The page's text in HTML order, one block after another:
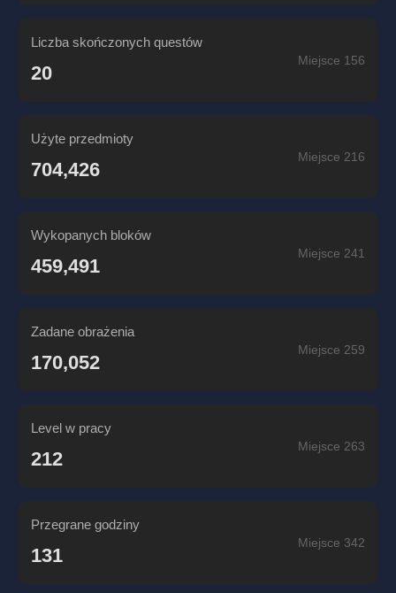
Liczba skończonych questów
20
Miejsce 156
Użyte przedmioty
704,426
Miejsce 216
Wykopanych bloków
459,491
Miejsce 241
Zadane obrażenia
170,052
Miejsce 259
Level w pracy
212
Miejsce 263
Przegrane godziny
131
Miejsce 342